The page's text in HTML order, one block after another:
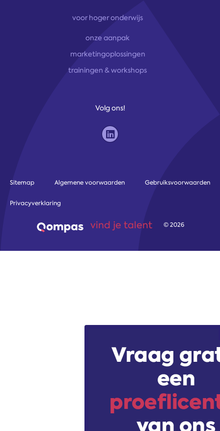
voor hoger onderwijs
onze aanpak
marketingoplossingen
trainingen & workshops
Volg ons!
Sitemap Algemene voorwaarden Gebruiksvoorwaarden
Privacyverklaring
vind je talent © 2026